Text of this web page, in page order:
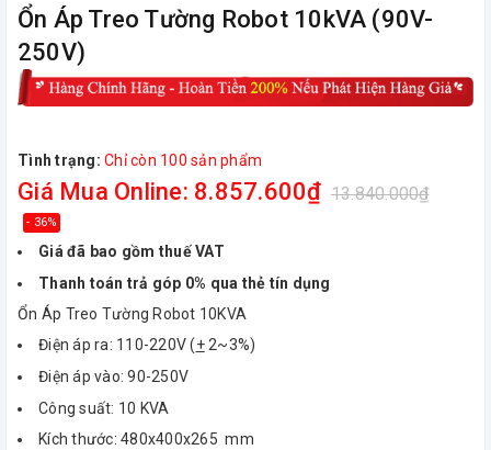
Ổn Áp Treo Tường Robot 10kVA (90V-
250V)
Tình trạng: Chỉ còn 100 sản phẩm
Giá Mua Online: 8.857.600₫ 13.840.000₫
- 36%
Giá đã bao gồm thuế VAT
Thanh toán trả góp 0% qua thẻ tín dụng
Ổn Áp Treo Tường Robot 10KVA
Điện áp ra: 110-220V (+2~3%)
Điện áp vào: 90-250V
Công suất: 10 KVA
Kích thước: 480x400x265 mm